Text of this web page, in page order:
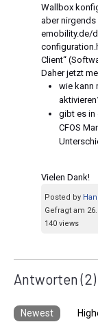
Wallbox
aber
emobility.de/
Client“
Daher jetzt
wie kann
gibt es in
CFOS
Vielen Dank!
Posted by
Gefragt am
140 views
Antworten(2)
Newest